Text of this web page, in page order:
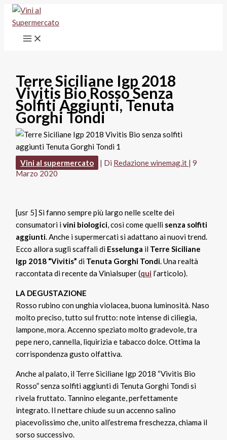
Vai
contenuto
Terre Siciliane Igp 2018
Vivitis Bio Rosso Senza
Solfiti Aggiunti, Tenuta
Gorghi Tondi
Vini al supermercato | Di Redazione winemag.it |9
Marzo 2020
[usr 5] Si fanno sempre più largo nelle scelte dei
consumatori ivini biologici, così come quelli senza solfiti
aggiunti. Anche i supermercati si adattano ai nuovi trend.
Ecco allora sugli scaffali di Esselunga il Terre Siciliane
Igp 2018 “Vivitis” di Tenuta Gorghi Tondi. Una realtà
raccontata di recente da Vinialsuper (qui l’articolo).
LA DEGUSTAZIONE
Rosso rubino con unghia violacea, buona luminosità. Naso
molto preciso, tutto sul frutto: note intense di ciliegia,
lampone, mora. Accenno speziato molto gradevole, tra
pepe nero, cannella, liquirizia e tabacco dolce. Ottima la
corrispondenza gusto olfattiva.
Anche al palato, il Terre Siciliane Igp 2018 “Vivitis Bio
Rosso” senza solfiti aggiunti di Tenuta Gorghi Tondi si
rivela fruttato. Tannino elegante, perfettamente
integrato. Il nettare chiude su un accenno salino
piacevolissimo che, unito all’estrema freschezza, chiama il
sorso successivo.